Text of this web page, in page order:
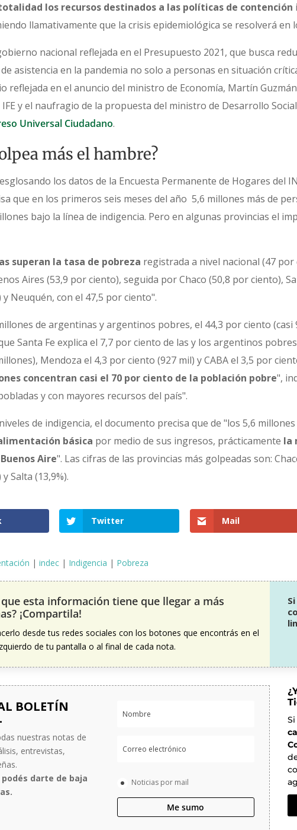
los recursos destinados a las políticas de contención
llamativamente que la crisis epidemiológica se resolverá en
nacional reflejada en el Presupuesto 2021, que busca
asistencia en la pandemia no solo a personas en situación
reflejada en el anuncio del ministro de Economía, Martín
y el naufragio de la propuesta del ministro de Desarrollo
Universal Ciudadano.
más el hambre?
los datos de la Encuesta Permanente de Hogares del
que en los primeros seis meses del año 5,6 millones más de
bajo la línea de indigencia. Pero en algunas provincias el
superan la tasa de pobreza registrada a nivel nacional (47
Aires (53,9 por ciento), seguida por Chaco (50,8 por ciento),
Neuquén, con el 47,5 por ciento".
de argentinas y argentinos pobres, el 44,3 por ciento (casi
Santa Fe explica el 7,7 por ciento de las y los argentinos
Mendoza el 4,3 por ciento (927 mil) y CABA el 3,5 por
concentran casi el 70 por ciento de la población pobre",
y con mayores recursos del país".
de indigencia, el documento precisa que de "los 5,6
básica por medio de sus ingresos, prácticamente la
Aire". Las cifras de las provincias más golpeadas son:
Salta (13,9%).
Twitter Mail
| indec | Indigencia | Pobreza
que esta información tiene que llegar a más
¡Compartila!
desde tus redes sociales con los botones que encontrás en el
de tu pantalla o al final de cada nota.
BOLETÍN
nuestras notas de
entrevistas,
darte de baja
Noticias por mail
Me sumo